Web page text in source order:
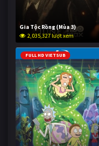
Gia Tộc Rồng (Mùa 3)
2,035,327 lượt xem
FULL HD VIETSUB